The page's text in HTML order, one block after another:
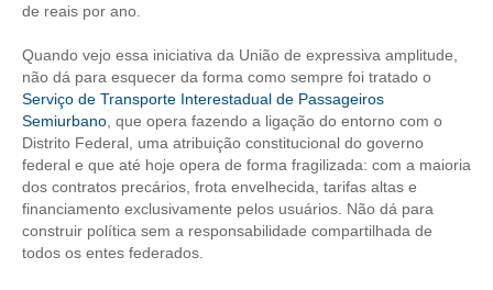
de reais por ano.
Quando vejo essa iniciativa da União de expressiva amplitude,
não dá para esquecer da forma como sempre foi tratado o
Serviço de Transporte Interestadual de Passageiros
Semiurbano, que opera fazendo a ligação do entorno com o
Distrito Federal, uma atribuição constitucional do governo
federal e que até hoje opera de forma fragilizada: com a maioria
dos contratos precários, frota envelhecida, tarifas altas e
financiamento exclusivamente pelos usuários. Não dá para
construir política sem a responsabilidade compartilhada de
todos os entes federados.